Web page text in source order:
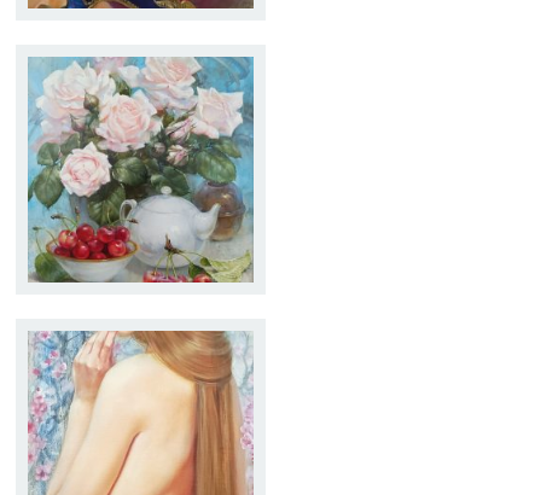
TETERA BLANCA
Tamaño: 33 x 41
Técnica: Óleo
FLORES DE PRIMAVERA
Tamaño: 33 x 73
Técnica:
Óleo